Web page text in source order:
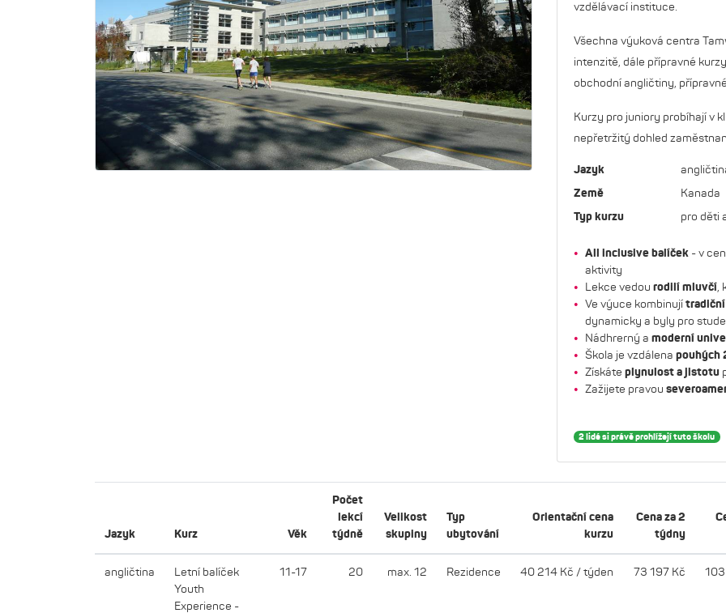
Předchozí Další
vzdělávací instituce.
Všechna výuková centra
intenzitě, dále přípravné
obchodní angličtiny,
Kurzy pro juniory probíhají v
nepřetržitý dohled
Jazyk
Země Kanada
Typ kurzu pro děti
All inclusive balíček - v
aktivity
Lekce vedou rodilí mluvčí
Ve výuce kombinují
dynamicky a byly pro
Nádhrerný a moderní
Škola je vzdálena pouhých
Získáte plynulost a jistotu
Zažijete pravou
2 lidé si právě prohlížejí tuto školu
Jazyk Kurz Věk
Počet
lekcí
týdně
Velikost
skupiny
Typ
ubytování
Orientační cena
kurzu
Cena za 2
týdny
angličtina
Letní balíček
Youth
Experience -
11-17 20 max. 12 Rezidence 40 214 Kč / týden 73 197 Kč